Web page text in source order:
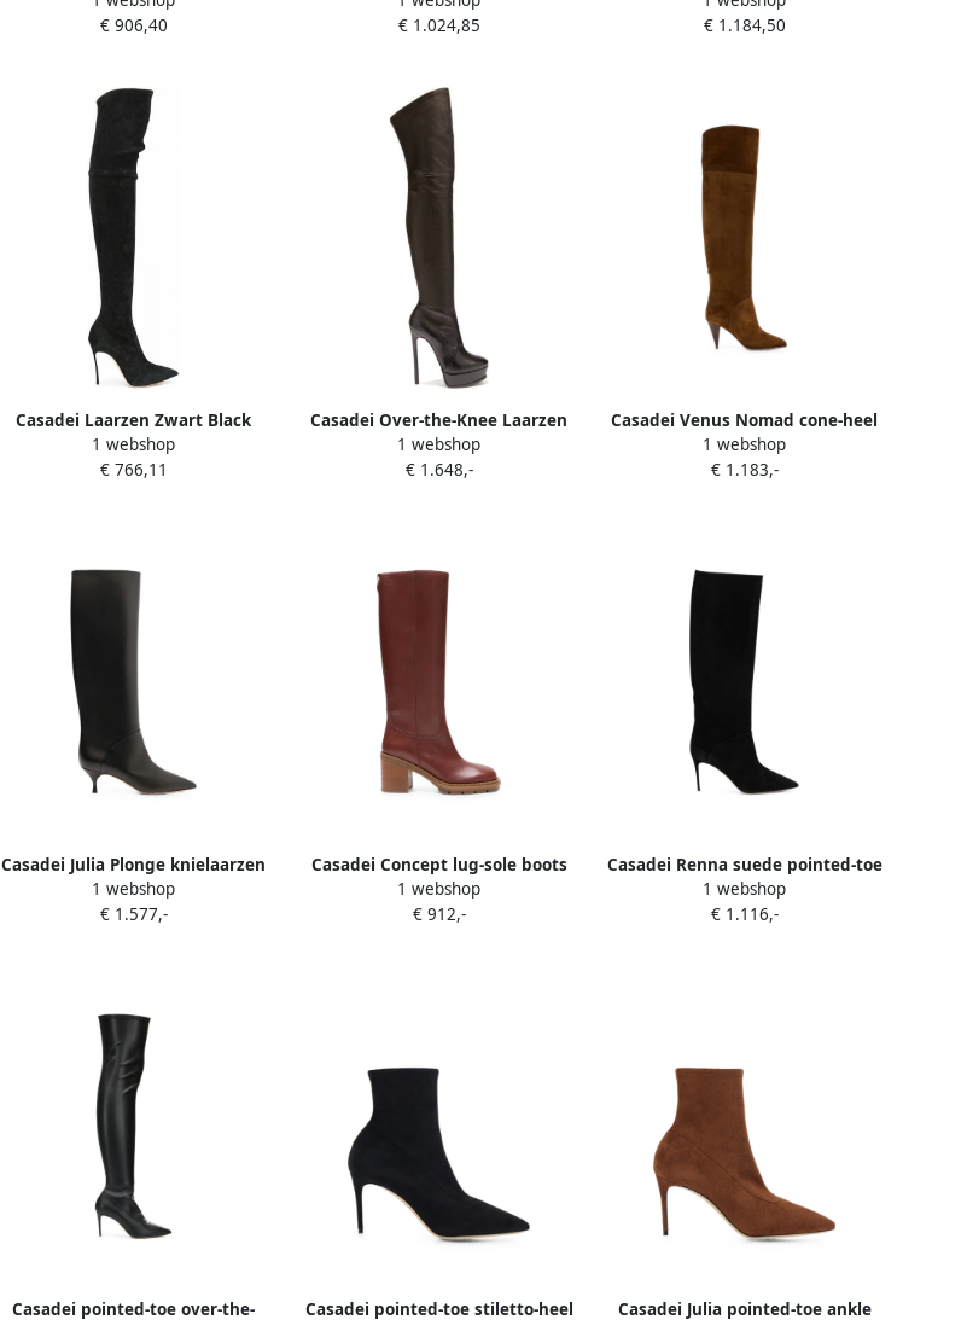
Dames
€ 906,40
€ 1.024,85
€ 1.184,50
Casadei Laarzen Zwart Black
Dames
1 webshop
€ 766,11
Casadei Over-the-Knee Laarzen
1 webshop
€ 1.648,-
Casadei Venus Nomad cone-heel
over-the-knee boots Bruin
1 webshop
€ 1.183,-
Casadei Julia Plonge knielaarzen
met puntige neus Zwart
1 webshop
€ 1.577,-
Casadei Concept lug-sole boots
Bruin
1 webshop
€ 912,-
Casadei Renna suede pointed-toe
knee-high boots Zwart
1 webshop
€ 1.116,-
Casadei pointed-toe over-the-
Casadei pointed-toe stiletto-heel
Casadei Julia pointed-toe ankle